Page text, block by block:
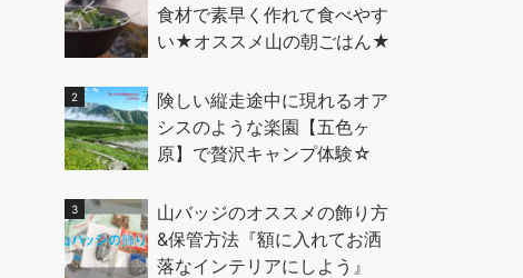
食材で素早く作れて食べやす
い★オススメ山の朝ごはん★
険しい縦走途中に現れるオア
シスのような楽園【五色ヶ
原】で贅沢キャンプ体験☆
山バッジのオススメの飾り方
&保管方法『額に入れてお洒
落なインテリアにしよう』